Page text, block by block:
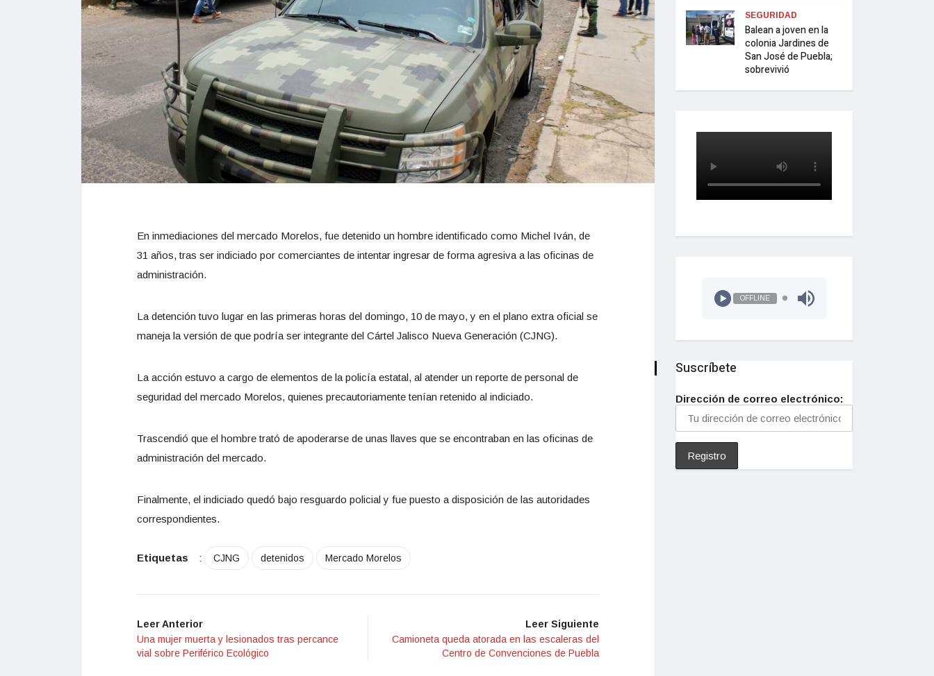
En inmediaciones del mercado Morelos, fue detenido un hombre identificado como Michel Iván, de
31 años, tras ser indiciado por comerciantes de intentar ingresar de forma agresiva a las oficinas de
administración.
La detención tuvo lugar en las primeras horas del domingo, 10 de mayo, y en el plano extra oficial se
maneja la versión de que podría ser integrante del Cártel Jalisco Nueva Generación (CJNG).
La acción estuvo a cargo de elementos de la policía estatal, al atender un reporte de personal de
seguridad del mercado Morelos, quienes precautoriamente tenían retenido al indiciado.
Trascendió que el hombre trató de apoderarse de unas llaves que se encontraban en las oficinas de
administración del mercado.
Finalmente, el indiciado quedó bajo resguardo policial y fue puesto a disposición de las autoridades
correspondientes.
Etiquetas : CJNG detenidos Mercado Morelos
Leer Anterior
Una mujer muerta y lesionados tras percance
vial sobre Periférico Ecológico
Leer Siguiente
Camioneta queda atorada en las escaleras del
Centro de Convenciones de Puebla
SEGURIDAD
Balean a joven en la
colonia Jardines de
San José de Puebla;
sobrevivió
OFFLINE
Suscríbete
Dirección de correo electrónico: